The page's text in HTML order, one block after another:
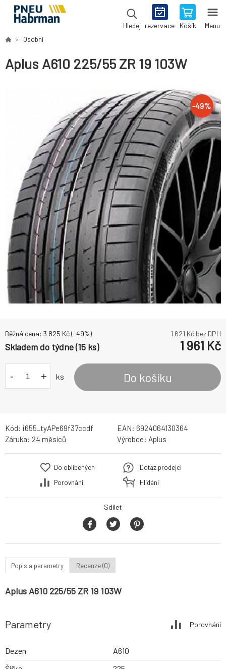
Hledej rezervace Košík Menu
Osobní
Aplus A610 225/55 ZR 19 103W
-49%
Běžná cena: 3 825Kč(-49%) 1 621 Kč bez DPH
Skladem do týdne (15 ks) 1 961 Kč
- + ks Do košíku
Kód: i655_tyAPe69f37ccdf EAN: 6924064130364
Záruka: 24 měsíců Výrobce: Aplus
Do oblíbených
Porovnání
Dotaz prodejci
Hlídání
Sdílet
Popis a parametry Recenze (0)
Aplus A610 225/55 ZR 19 103W
Parametry Porovnání
Dezen
A610